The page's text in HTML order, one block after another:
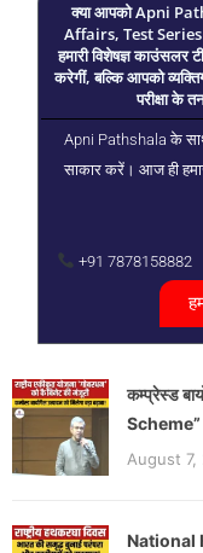
क्या आपको Apni
Affairs, Test Series
हमारी विशेषज्ञ काउंसलर
करेगीं, बल्कि आपको
परीक्षा के
Apni Pathshala के
साकार करें। आज ही
+91 7878158882
कम्प्रेस्ड
Scheme”
August 7,
National